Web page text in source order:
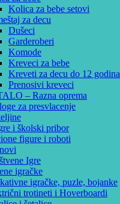
Kolica za bebe setovi
za decu
Dušeci
Garderoberi
Komode
Kreveci za bebe
Kreveti za decu do 12 godina
Prenosivi kreveci
– Razna oprema
za presvlacenje
i školski pribor
figure i roboti
Igre
igračke
igračke, puzle, bojanke
trotineti i Hoverboardi